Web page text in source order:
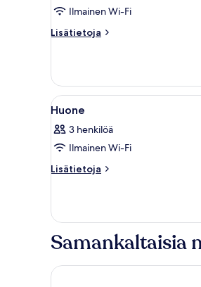
Ilmainen Wi-Fi
Lisätietoja
Lisätietoja
Suite
Avaa
kaikki
huonetyypin
Huone
kuvat
22
Huone
3 henkilöä
Ilmainen Wi-Fi
Lisätietoja
Lisätietoja
Samankaltaisia
The Cottage Suvarnabhumi